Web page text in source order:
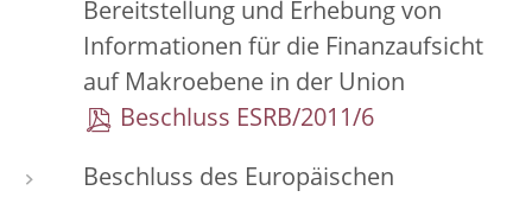
Bereitstellung und Erhebung von
Informationen für die Finanzaufsicht
auf Makroebene in der Union
Beschluss ESRB/2011/6
Beschluss des Europäischen